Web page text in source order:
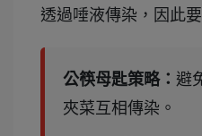
透過唾液傳染，因此
公筷母匙策略： 避
夾菜互相傳染。